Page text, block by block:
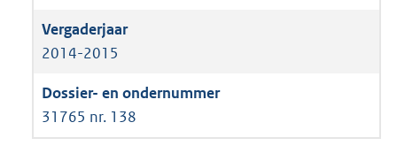
2014-2015
31765 nr. 138